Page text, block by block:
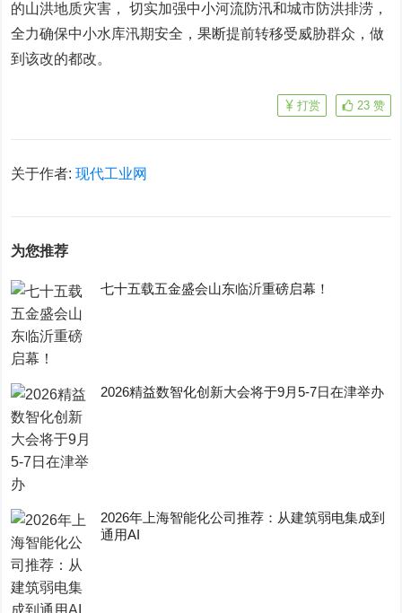
的山洪地质灾害， 切实加强中小河流防汛和城市防洪排涝，
全力确保中小水库汛期安全，果断提前转移受威胁群众，做
到该改的都改。
23 赞
打赏
关于作者:现代工业网
为您推荐
七十五载五金盛会山东临沂重磅启幕！
2026精益数智化创新大会将于9月5-7日在津举办
2026年上海智能化公司推荐：从建筑弱电集成到
通用AI